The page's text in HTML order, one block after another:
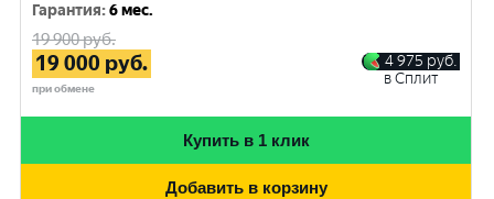
Гарантия:6 мес.
19 900руб.
19 000 руб.
при обмене
4 975 руб.
в Сплит
Купить в 1 клик
Добавить в корзину